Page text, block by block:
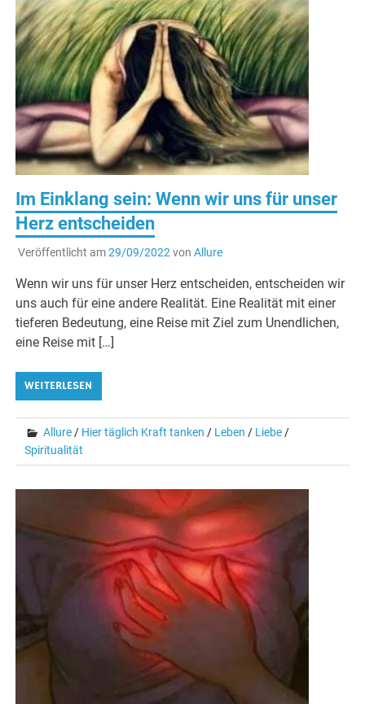
Im Einklang sein: Wenn wir uns für unser
Herz entscheiden
Veröffentlicht am29/09/2022 von Allure
Wenn wir uns für unser Herz entscheiden, entscheiden wir
uns auch für eine andere Realität. Eine Realität mit einer
tieferen Bedeutung, eine Reise mit Ziel zum Unendlichen,
eine Reise mit […]
WEITERLESEN
Allure / Hier täglich Kraft tanken / Leben / Liebe /
Spiritualität